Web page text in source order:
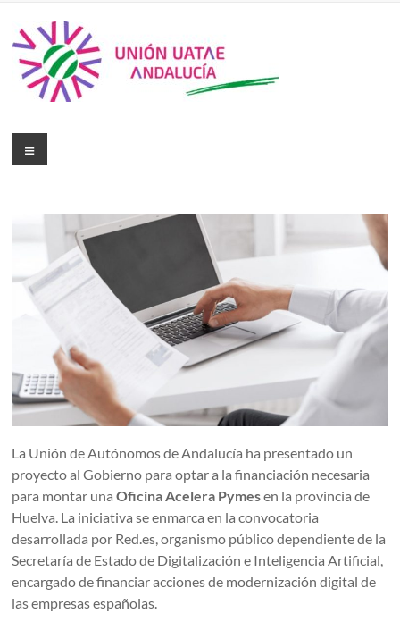
La Unión de Autónomos de Andalucía ha presentado un
proyecto al Gobierno para optar a la financiación necesaria
para montar unaOficina Acelera Pymesen la provincia de
Huelva. La iniciativa se enmarca en la convocatoria
desarrollada por Red.es, organismo público dependiente de la
Secretaría de Estado de Digitalización e Inteligencia Artificial,
encargado de financiar acciones de modernización digital de
las empresas españolas.